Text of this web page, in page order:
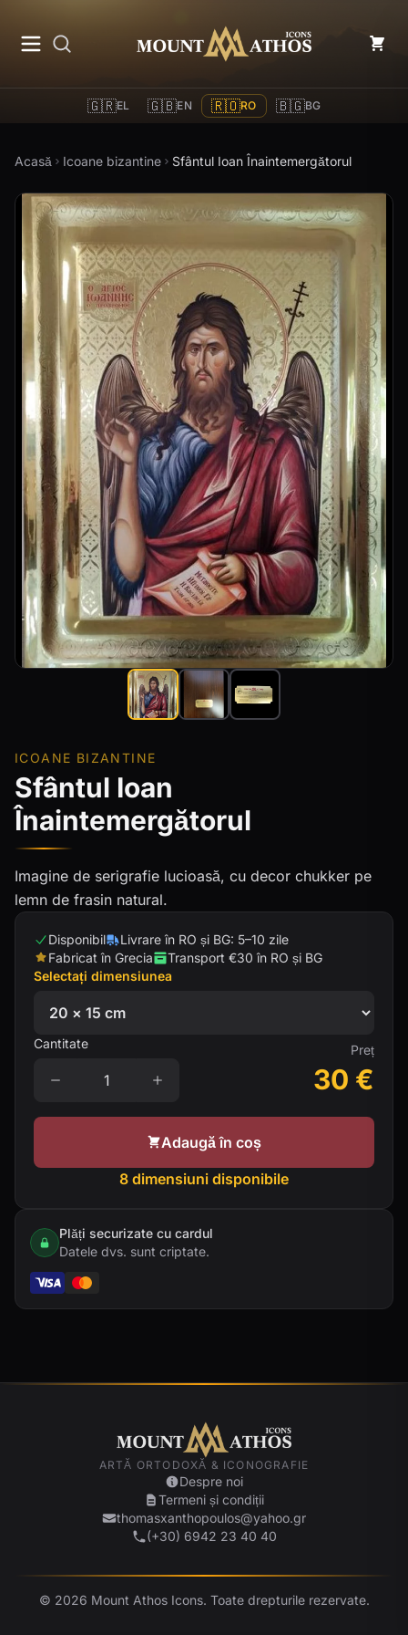
Mount Athos Icons
🇬🇷EL 🇬🇧EN 🇷🇴RO 🇧🇬BG
Acasă Icoane bizantine Sfântul Ioan Înaintemergătorul
ICOANE BIZANTINE
Sfântul Ioan
Înaintemergătorul
Imagine de serigrafie lucioasă, cu decor chukker pe
lemn de frasin natural.
Disponibil
Livrare în RO și BG: 5–10 zile
Fabricat în Grecia
Transport €30 în RO și BG
Selectați dimensiunea
Cantitate Preț
30 €
Adaugă în coș
8 dimensiuni disponibile
Plăți securizate cu cardul
Datele dvs. sunt criptate.
ARTĂ ORTODOXĂ & ICONOGRAFIE
Despre noi
Termeni și condiții
thomasxanthopoulos@yahoo.gr
(+30) 6942 23 40 40
© 2026 Mount Athos Icons. Toate drepturile rezervate.